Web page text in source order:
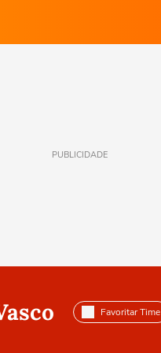
PUBLICIDADE
Favoritar Time